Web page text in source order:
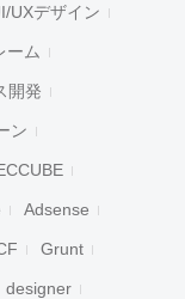
UXデザイン
ーム
開発
ン
Adsense
Grunt
designer